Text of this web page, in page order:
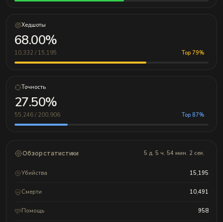
Хедшоты
68.00%
10,332 / 15,195 Top 79%
Точность
27.50%
55,246 / 200,906 Top 87%
Обзор статистики 5 д. 5 ч. 54 мин. 2 сек.
Убийства 15,195
Смерти 10,491
Помощь 958